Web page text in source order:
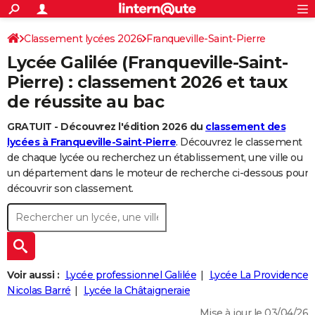
ACTUALITÉS
Politique
Société
Faits Divers
Education
Monde
Villes
+
SPORT
Coupe du monde 2026
Football
Tennis
Cyclisme
Rugby
Forum
CULTURE
Programme TV
TNT
Streaming
Cinéma
Sorties cinéma
Musique
+
FINANCE
Retraite
Impôts
Epargne
Immobilier
Risques naturels par ville
Banque
Assurance
Crédit
AUTO
Essais
Réserver un essai
Citadines
Berlines
SUV
Forum auto
+
HIGH-TECH
Mobiles
Meilleur smartphone
Internet
Ordinateurs
Jeux vidéo
Guide high-tech
+
BRICOLAGE
Forum
Aménagement intérieur
Extérieur
Cuisine
Salle de bains
Jardinage
Rangement
WEEK-END
Guides de France
Escapades
Patrimoine
Expositions
Musées
Week-end nature
+LIFESTYLE
Art de vivre
Bien-être
Loisirs
Mode
Modes de vie
+SANTE
Rechercher
S'inscrire
Connexion
Classement lycées 2026 Franqueville-Saint-Pierre
Lycée Galilée (Franqueville-Saint-
Pierre) : classement 2026 et taux
de réussite au bac
GRATUIT - Découvrez l'édition 2026 du classement des
lycées à Franqueville-Saint-Pierre. Découvrez le classement
de chaque lycée ou recherchez un établissement, une ville ou
un département dans le moteur de recherche ci-dessous pour
découvrir son classement.
Voir aussi : Lycée professionnel Galilée
Lycée La Providence
Nicolas Barré
Lycée la Châtaigneraie